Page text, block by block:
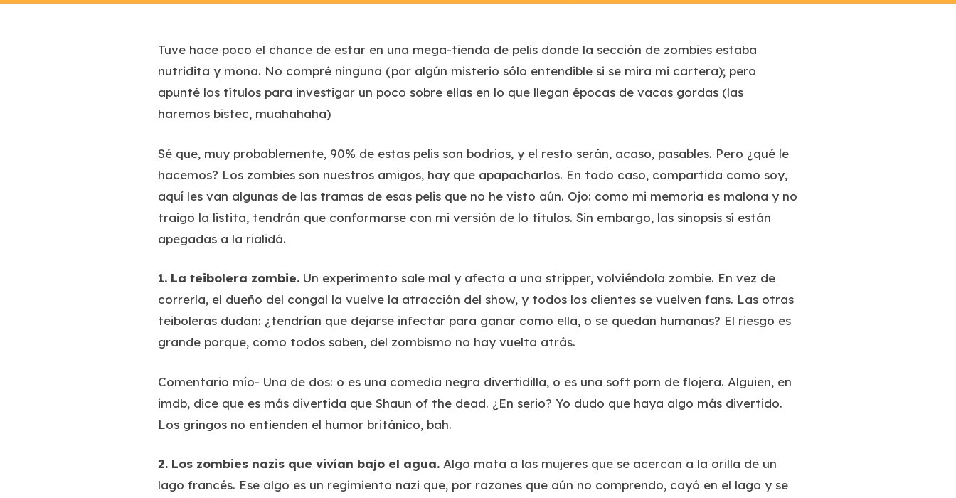
Tuve hace poco el chance de estar en una mega-tienda de pelis donde la sección de zombies estaba
nutridita y mona. No compré ninguna (por algún misterio sólo entendible si se mira mi cartera); pero
apunté los títulos para investigar un poco sobre ellas en lo que llegan épocas de vacas gordas (las
haremos bistec, muahahaha)
Sé que, muy probablemente, 90% de estas pelis son bodrios, y el resto serán, acaso, pasables. Pero ¿qué le
hacemos? Los zombies son nuestros amigos, hay que apapacharlos. En todo caso, compartida como soy,
aquí les van algunas de las tramas de esas pelis que no he visto aún. Ojo: como mi memoria es malona y no
traigo la listita, tendrán que conformarse con mi versión de lo títulos. Sin embargo, las sinopsis sí están
apegadas a la rialidá.
1. La teibolera zombie. Un experimento sale mal y afecta a una stripper, volviéndola zombie. En vez de
correrla, el dueño del congal la vuelve la atracción del show, y todos los clientes se vuelven fans. Las otras
teiboleras dudan: ¿tendrían que dejarse infectar para ganar como ella, o se quedan humanas? El riesgo es
grande porque, como todos saben, del zombismo no hay vuelta atrás.
Comentario mío- Una de dos: o es una comedia negra divertidilla, o es una soft porn de flojera. Alguien, en
imdb, dice que es más divertida que Shaun of the dead. ¿En serio? Yo dudo que haya algo más divertido.
Los gringos no entienden el humor británico, bah.
2. Los zombies nazis que vivían bajo el agua. Algo mata a las mujeres que se acercan a la orilla de un
lago francés. Ese algo es un regimiento nazi que, por razones que aún no comprendo, cayó en el lago y se